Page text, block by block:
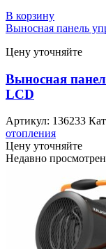
В корзину
Выносная панель
Цену уточняйте
Выносная
LCD
Артикул: 136233
отопления
Цену уточняйте
Недавно